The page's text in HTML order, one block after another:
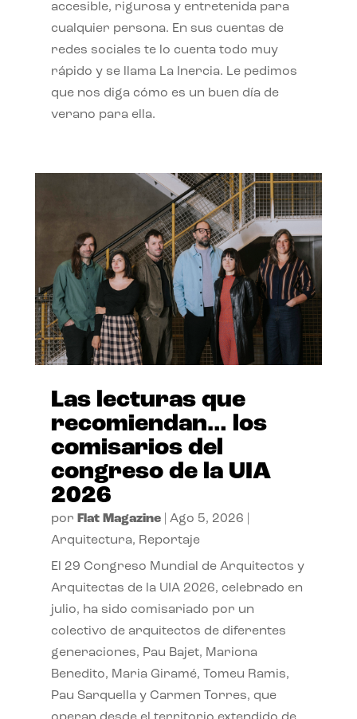
accesible, rigurosa y entretenida para
cualquier persona. En sus cuentas de
redes sociales te lo cuenta todo muy
rápido y se llama La Inercia. Le pedimos
que nos diga cómo es un buen día de
verano para ella.
Las lecturas que
recomiendan… los
comisarios del
congreso de la UIA
2026
por Flat Magazine| Ago 5, 2026
Arquitectura, Reportaje
El 29 Congreso Mundial de Arquitectos y
Arquitectas de la UIA 2026, celebrado en
julio, ha sido comisariado por un
colectivo de arquitectos de diferentes
generaciones, Pau Bajet, Mariona
Benedito, Maria Giramé, Tomeu Ramis,
Pau Sarquella y Carmen Torres, que